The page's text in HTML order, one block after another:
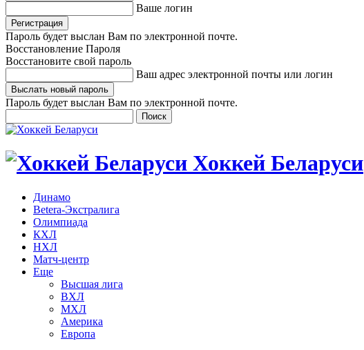
Ваше логин
Пароль будет выслан Вам по электронной почте.
Восстановление Пароля
Восстановите свой пароль
Ваш адрес электронной почты или логин
Пароль будет выслан Вам по электронной почте.
Хоккей Беларуси
Динамо
Betera-Экстралига
Олимпиада
КХЛ
НХЛ
Матч-центр
Еще
Высшая лига
ВХЛ
МХЛ
Америка
Европа